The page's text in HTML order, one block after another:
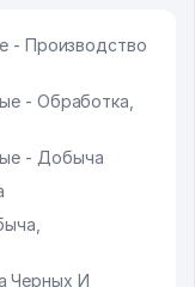
- Производство
- Обработка,
- Добыча
Черных И